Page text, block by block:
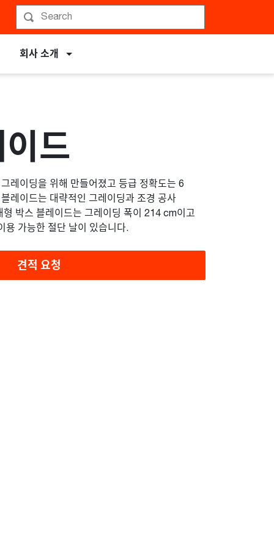
회사 소개
드
레이딩을 위해 만들어졌고 등급 정확도는 6
레이드는 대략적인 그레이딩과 조경 공사
박스 블레이드는 그레이딩 폭이 214 cm이고
용 가능한 절단 날이 있습니다.
견적 요청